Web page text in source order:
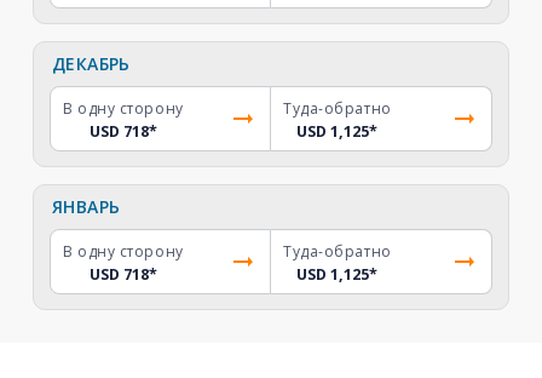
ДЕКАБРЬ
В одну сторону
USD 718*
Туда-обратно
USD 1,125*
ЯНВАРЬ
В одну сторону
USD 718*
Туда-обратно
USD 1,125*